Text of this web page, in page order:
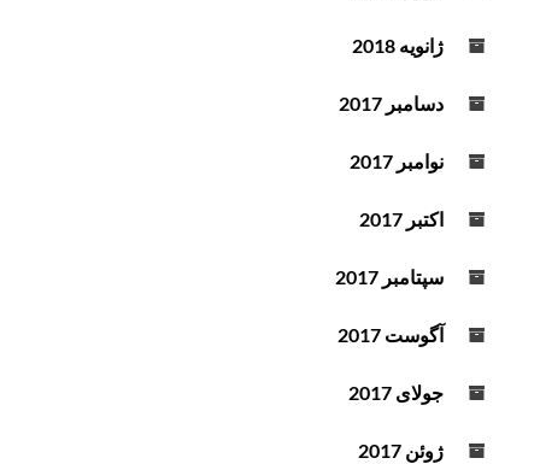
ژانویه 2018
دسامبر 2017
نوامبر 2017
اکتبر 2017
سپتامبر 2017
آگوست 2017
جولای 2017
ژوئن 2017